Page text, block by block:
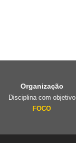
Organização
Disciplina com objetivo
FOCO